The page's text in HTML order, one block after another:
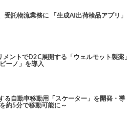
託物流業務に 「生成AI出荷検品アプリ」
メントでD2C展開する「ウェルモット製薬」
ーノ」を導入
る自動車移動用「スケーター」を開発・導
約5分で移動可能に～